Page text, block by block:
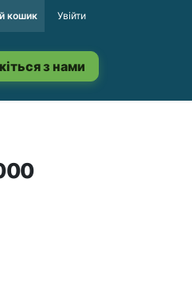
кошик Увійти
з нами